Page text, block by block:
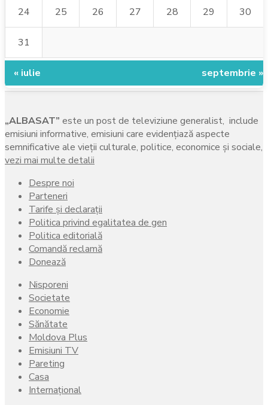
24 25 26 27 28 29 30
31
« iulie septembrie »
„ALBASAT” este un post de televiziune generalist, include
emisiuni informative, emisiuni care evidenţiază aspecte
semnificative ale vieţii culturale, politice, economice şi sociale,
vezi mai multe detalii
Despre noi
Parteneri
Tarife și declarații
Politica privind egalitatea de gen
Politica editorială
Comandă reclamă
Donează
Nisporeni
Societate
Economie
Sănătate
Moldova Plus
Emisiuni TV
Pareting
Casa
Internațional